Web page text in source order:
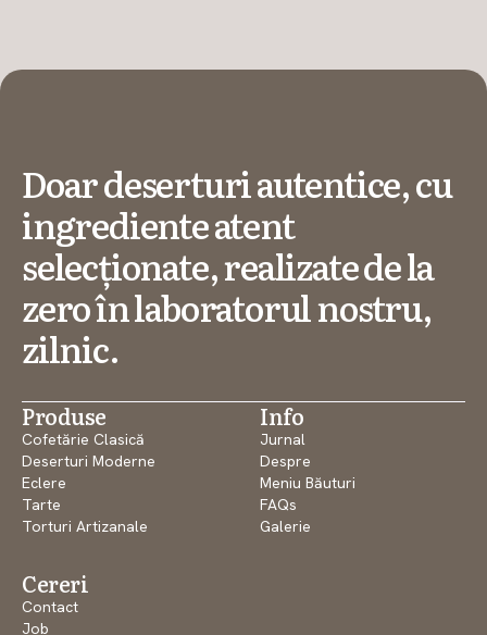
Doar deserturi autentice, cu
ingrediente atent
selecționate, realizate de la
zero în laboratorul nostru,
zilnic.
Produse
Cofetărie Clasică
Deserturi Moderne
Eclere
Tarte
Torturi Artizanale
Info
Jurnal
Despre
Meniu Băuturi
FAQs
Galerie
Cereri
Contact
Job